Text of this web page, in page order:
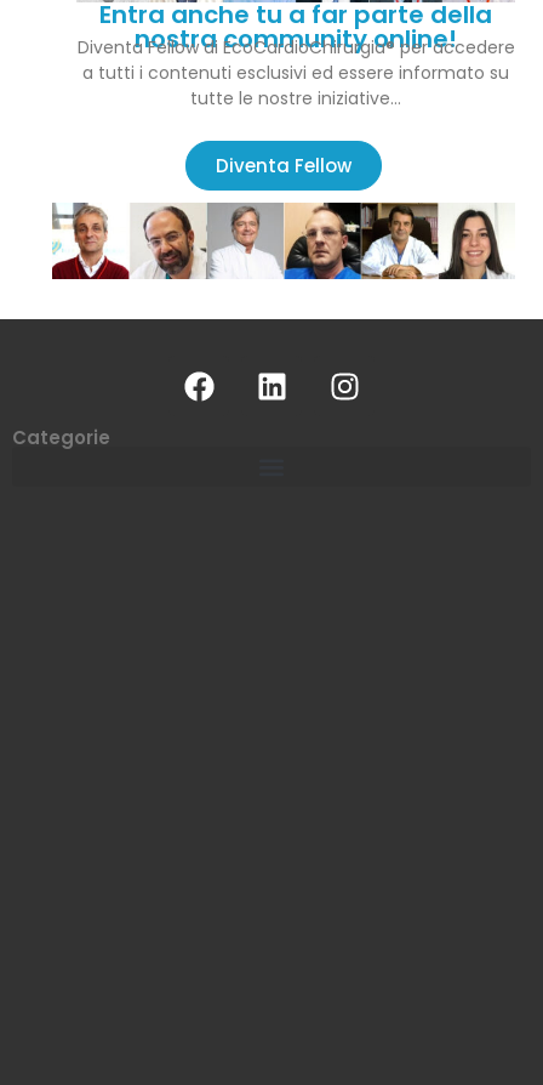
Entra anche tu a far parte della
nostra community online!
Diventa Fellow di EcoCardioChirurgia® per accedere
a tutti i contenuti esclusivi ed essere informato su
tutte le nostre iniziative…
Diventa Fellow
Categorie